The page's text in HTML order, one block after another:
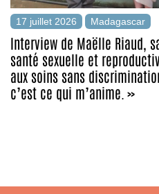
17 juillet 2026 Madagascar
Interview de Maëlle Riaud,
santé sexuelle et
aux soins sans
c’est ce qui m’anime. »